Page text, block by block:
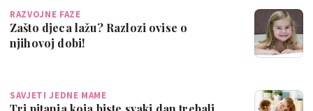
RAZVOJNE FAZE
Zašto djeca lažu? Razlozi ovise o
njihovoj dobi!
SAVJETI JEDNE MAME